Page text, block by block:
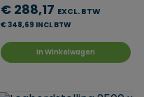
€ 288,17 EXCL. BTW
€ 348,69 INCL BTW
In Winkelwagen